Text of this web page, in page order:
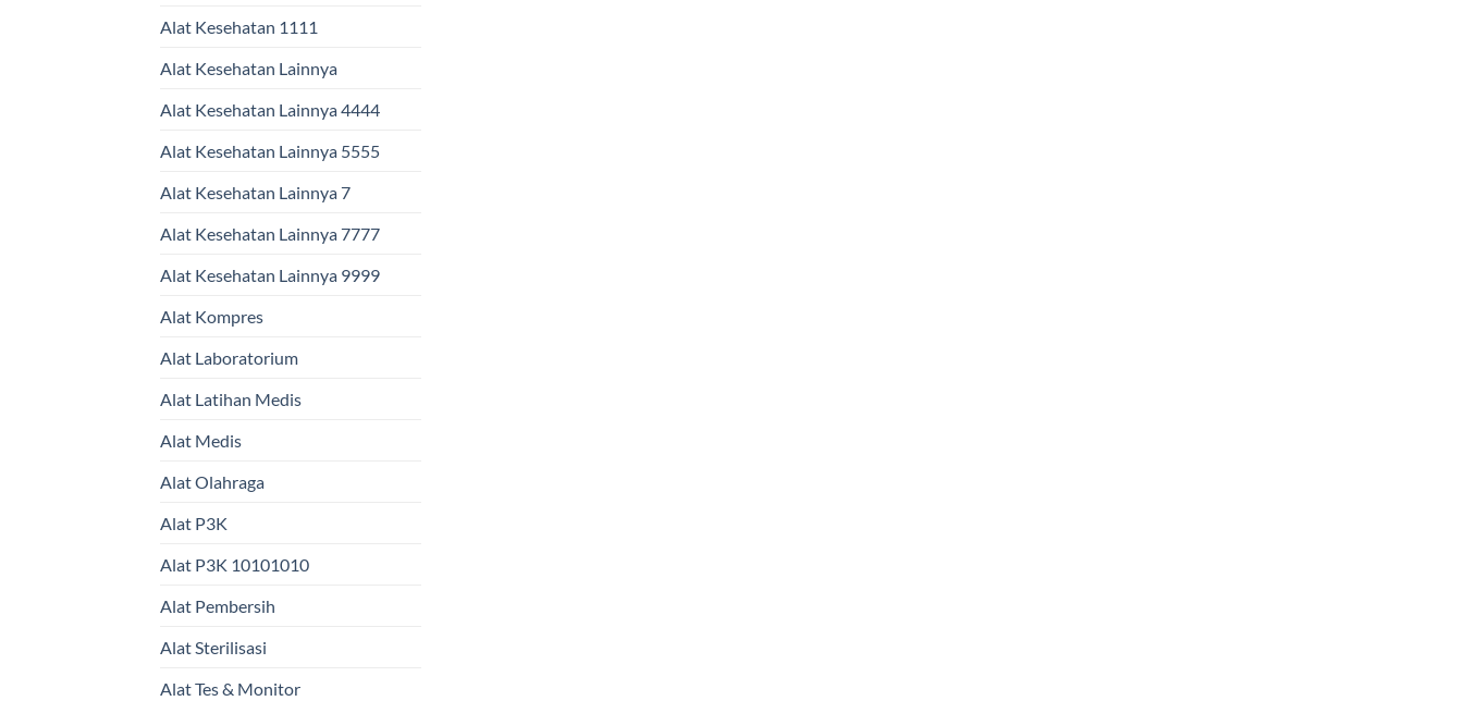
Alat Kesehatan 1111
Alat Kesehatan Lainnya
Alat Kesehatan Lainnya 4444
Alat Kesehatan Lainnya 5555
Alat Kesehatan Lainnya 7
Alat Kesehatan Lainnya 7777
Alat Kesehatan Lainnya 9999
Alat Kompres
Alat Laboratorium
Alat Latihan Medis
Alat Medis
Alat Olahraga
Alat P3K
Alat P3K 10101010
Alat Pembersih
Alat Sterilisasi
Alat Tes & Monitor